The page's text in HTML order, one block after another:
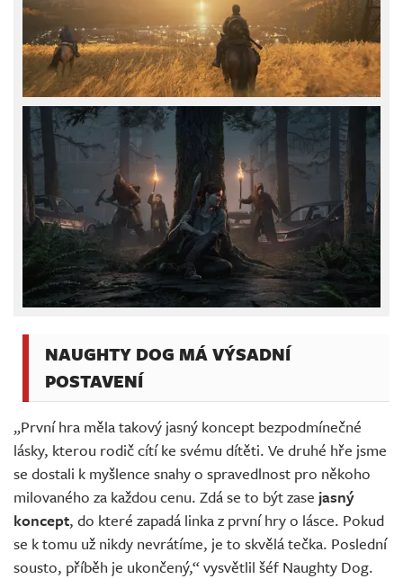
NAUGHTY DOG MÁ VÝSADNÍ
POSTAVENÍ
„První hra měla takový jasný koncept bezpodmínečné
lásky, kterou rodič cítí ke svému dítěti. Ve druhé hře jsme
se dostali k myšlence snahy o spravedlnost pro někoho
milovaného za každou cenu. Zdá se to být zase jasný
koncept, do které zapadá linka z první hry o lásce. Pokud
se k tomu už nikdy nevrátíme, je to skvělá tečka. Poslední
sousto, příběh je ukončený,“ vysvětlil šéf Naughty Dog.